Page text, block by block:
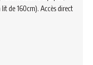
de 160cm). Accès direct